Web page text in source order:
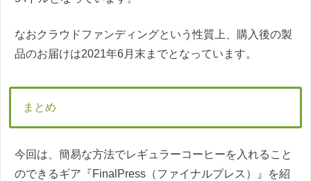
なおクラウドファンディングという性質上、購入後の製
品のお届けは2021年6月末までとなっています。
まとめ
今回は、簡易な方法でレギュラーコーヒーを入れること
のできるギア『FinalPress（ファイナルプレス）』を紹